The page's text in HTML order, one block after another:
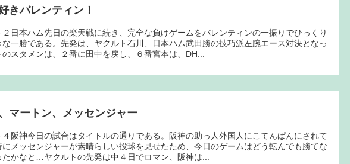
きバレンティン！
２日本ハム先日の楽天戦に続き、完全な負けゲームをバレンティンの一振りでひっくり
一勝である。先発は、ヤクルト石川、日本ハム武田勝の技巧派左腕エース対決となっ
スタメンは、２番に田中を戻し、６番宮本は、DH...
マートン、メッセンジャー
４阪神今日の試合はタイトルの通りである。阪神の助っ人外国人にこてんぱんにされて
にメッセンジャーが素晴らしい投球を見せたため、今日のゲームはどう転んでも勝てな
たかなと…ヤクルトの先発は中４日でロマン、阪神は...